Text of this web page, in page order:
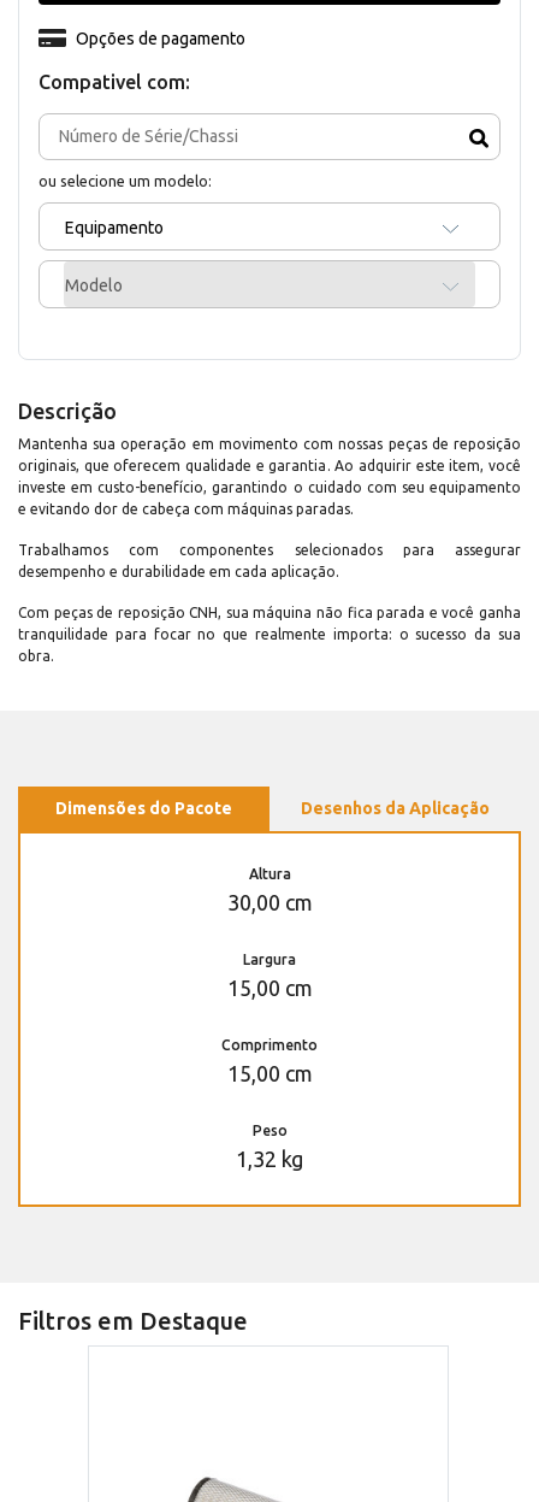
Compativel com:
ou selecione um modelo:
Equipamento
Modelo
Opções de pagamento
Descrição
Mantenha sua operação em movimento com nossas peças de reposição
originais, que oferecem qualidade e garantia. Ao adquirir este item, você
investe em custo-benefício, garantindo o cuidado com seu equipamento
e evitando dor de cabeça com máquinas paradas.
Trabalhamos com componentes selecionados para assegurar
desempenho e durabilidade em cada aplicação.
Com peças de reposição CNH, sua máquina não fica parada e você ganha
tranquilidade para focar no que realmente importa: o sucesso da sua
obra.
Dimensões do Pacote Desenhos da Aplicação
Altura
30,00 cm
Largura
15,00 cm
Comprimento
15,00 cm
Peso
1,32 kg
Filtros em Destaque